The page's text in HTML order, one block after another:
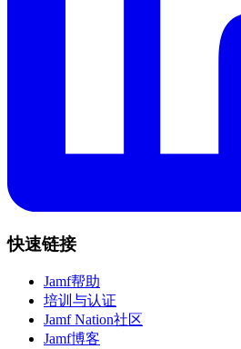
快速链接
Jamf帮助
培训与认证
Jamf Nation社区
Jamf博客